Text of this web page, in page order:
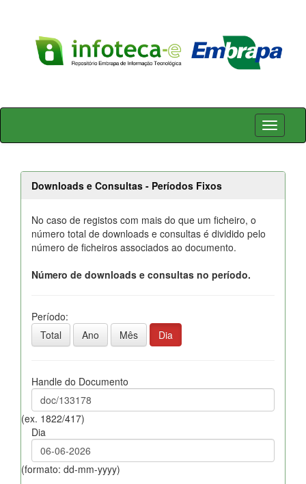
Skip
Downloads e Consultas - Períodos Fixos
No caso de registos com mais do que um ficheiro, o
número total de downloads e consultas é dividido pelo
número de ficheiros associados ao documento.
Número de downloads e consultas no período.
Período:
Total
Ano Mês Dia
Handle do Documento
(ex. 1822/417)
Dia
(formato: dd-mm-yyyy)